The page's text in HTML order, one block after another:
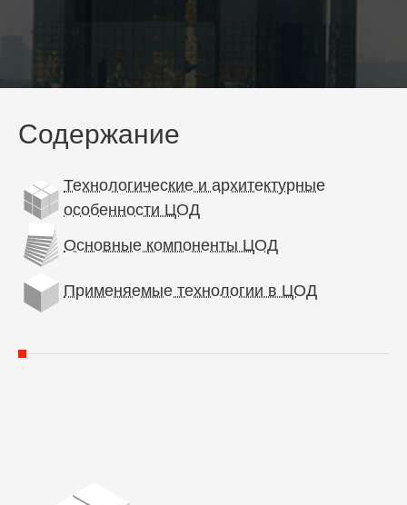
Содержание
Технологические и архитектурные
особенности ЦОД
Основные компоненты ЦОД
Применяемые технологии в ЦОД